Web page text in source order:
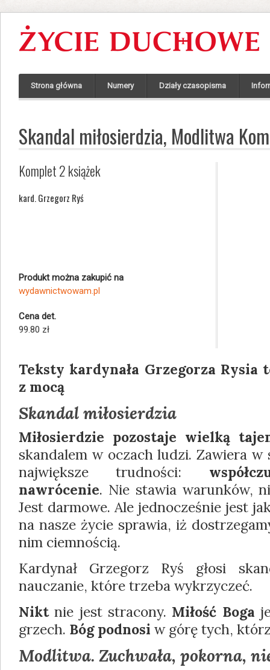
Strona główna Numery Działy czasopisma
Skandal miłosierdzia, Modlitwa
Komplet 2 książek
kard. Grzegorz Ryś
Produkt można zakupić na
wydawnictwowam.pl
Cena det.
99.80 zł
Teksty kardynała Grzegorza Rysia
z mocą
Skandal miłosierdzia
Miłosierdzie pozostaje wielką
skandalem w oczach ludzi. Zawiera
największe trudności:
nawrócenie. Nie stawia warunków,
Jest darmowe. Ale jednocześnie jest
na nasze życie sprawia, iż
nim ciemnością.
Kardynał Grzegorz Ryś głosi
nauczanie, które trzeba wykrzyczeć.
Niktnie jest stracony. Miłość Boga
grzech. Bóg podnosi w górę tych,
Modlitwa. Zuchwała, pokorna,